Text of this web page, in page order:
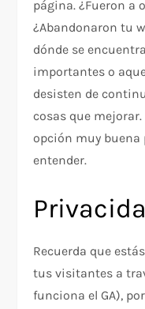
página. ¿Fueron a
¿Abandonaron tu
dónde se
importantes o
desisten de
cosas que
opción muy buena
entender.
Recuerda que
tus visitantes a
funciona el GA),